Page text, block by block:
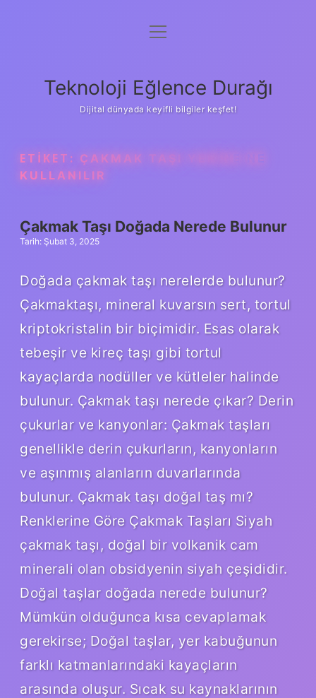
Anasayfa
Yasal Uyarı
menüyü
Teknoloji Eğlence Durağı
Dijital dünyada keyifli bilgiler keşfet!
ETIKET: ÇAKMAK TAŞI YERINE NE
KULLANILIR
Çakmak Taşı Doğada Nerede Bulunur
Tarih: Şubat 3, 2025
Doğada çakmak taşı nerelerde bulunur?
Çakmaktaşı, mineral kuvarsın sert, tortul
kriptokristalin bir biçimidir. Esas olarak
tebeşir ve kireç taşı gibi tortul
kayaçlarda nodüller ve kütleler halinde
bulunur. Çakmak taşı nerede çıkar? Derin
çukurlar ve kanyonlar: Çakmak taşları
genellikle derin çukurların, kanyonların
ve aşınmış alanların duvarlarında
bulunur. Çakmak taşı doğal taş mı?
Renklerine Göre Çakmak Taşları Siyah
çakmak taşı, doğal bir volkanik cam
minerali olan obsidyenin siyah çeşididir.
Doğal taşlar doğada nerede bulunur?
Mümkün olduğunca kısa cevaplamak
gerekirse; Doğal taşlar, yer kabuğunun
farklı katmanlarındaki kayaçların
arasında oluşur. Sıcak su kaynaklarının